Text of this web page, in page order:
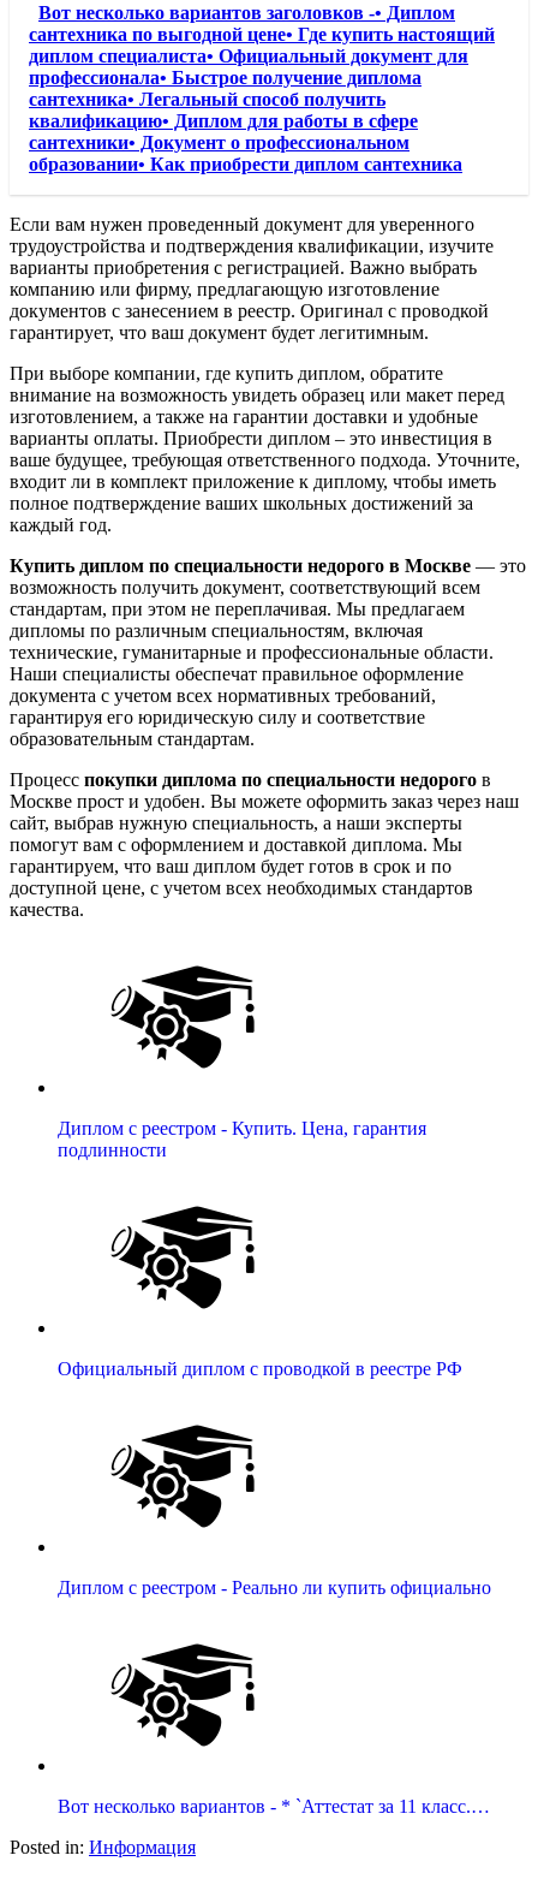
Вот несколько вариантов заголовков -• Диплом
сантехника по выгодной цене• Где купить настоящий
диплом специалиста• Официальный документ для
профессионала• Быстрое получение диплома
сантехника• Легальный способ получить
квалификацию• Диплом для работы в сфере
сантехники• Документ о профессиональном
образовании• Как приобрести диплом сантехника
Если вам нужен проведенный документ для уверенного
трудоустройства и подтверждения квалификации, изучите
варианты приобретения с регистрацией. Важно выбрать
компанию или фирму, предлагающую изготовление
документов с занесением в реестр. Оригинал с проводкой
гарантирует, что ваш документ будет легитимным.
При выборе компании, где купить диплом, обратите
внимание на возможность увидеть образец или макет перед
изготовлением, а также на гарантии доставки и удобные
варианты оплаты. Приобрести диплом – это инвестиция в
ваше будущее, требующая ответственного подхода. Уточните,
входит ли в комплект приложение к диплому, чтобы иметь
полное подтверждение ваших школьных достижений за
каждый год.
Купить диплом по специальности недорого в Москве — это
возможность получить документ, соответствующий всем
стандартам, при этом не переплачивая. Мы предлагаем
дипломы по различным специальностям, включая
технические, гуманитарные и профессиональные области.
Наши специалисты обеспечат правильное оформление
документа с учетом всех нормативных требований,
гарантируя его юридическую силу и соответствие
образовательным стандартам.
Процесс покупки диплома по специальности недорого в
Москве прост и удобен. Вы можете оформить заказ через наш
сайт, выбрав нужную специальность, а наши эксперты
помогут вам с оформлением и доставкой диплома. Мы
гарантируем, что ваш диплом будет готов в срок и по
доступной цене, с учетом всех необходимых стандартов
качества.
Диплом с реестром - Купить. Цена, гарантия
подлинности
Официальный диплом с проводкой в реестре РФ
Диплом с реестром - Реально ли купить официально
Вот несколько вариантов - * `Аттестат за 11 класс.…
Posted in: Информация